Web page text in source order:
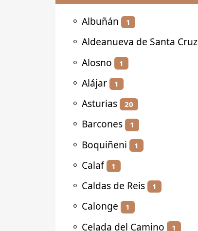
⚬ Albuñán 1
⚬ Aldeanueva de Santa Cruz
⚬ Alosno 1
⚬ Alájar 1
⚬ Asturias 20
⚬ Barcones 1
⚬ Boquiñeni 1
⚬ Calaf 1
⚬ Caldas de Reis 1
⚬ Calonge 1
⚬ Celada del Camino 1